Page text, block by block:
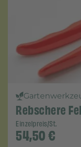
Rebschere
Einzelpreis/St.
54,50€